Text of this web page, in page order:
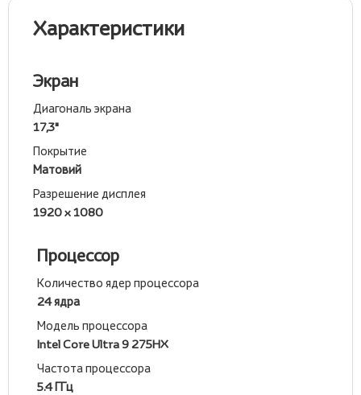
Характеристики
Экран
Диагональ экрана
17,3"
Покрытие
Матовий
Разрешение дисплея
1920 x 1080
Процессор
Количество ядер процессора
24 ядра
Модель процессора
Intel Core Ultra 9 275HX
Частота процессора
5.4 ГГц